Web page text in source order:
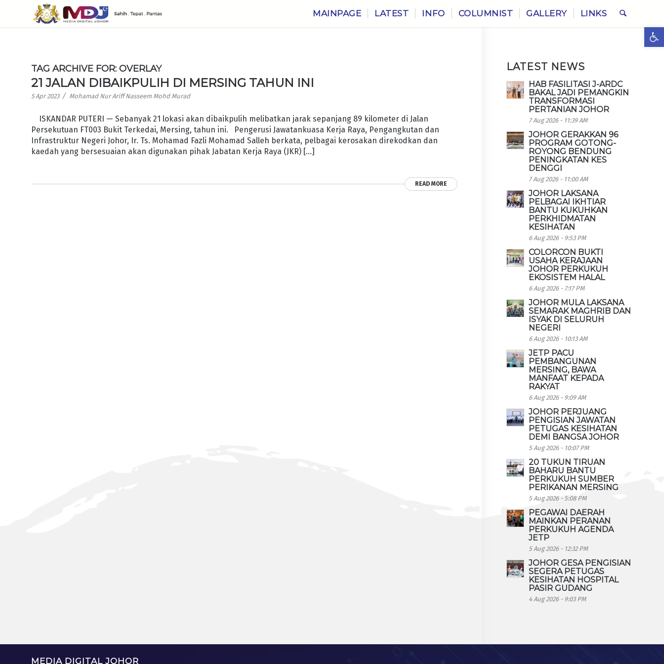
MAINPAGE LATEST INFO COLUMNIST GALLERY LINKS
TAG ARCHIVE FOR:OVERLAY
21 JALAN DIBAIKPULIH DI MERSING TAHUN INI
5 Apr 2023 / Mohamad Nur Ariff Nasseem Mohd Murad
ISKANDAR PUTERI — Sebanyak 21 lokasi akan dibaikpulih melibatkan jarak sepanjang 89 kilometer di Jalan
Persekutuan FT003 Bukit Terkedai, Mersing, tahun ini. Pengerusi Jawatankuasa Kerja Raya, Pengangkutan dan
Infrastruktur Negeri Johor, Ir. Ts. Mohamad Fazli Mohamad Salleh berkata, pelbagai kerosakan direkodkan dan
kaedah yang bersesuaian akan digunakan pihak Jabatan Kerja Raya (JKR) […]
READ MORE
LATEST NEWS
HAB FASILITASI J-ARDC
BAKAL JADI PEMANGKIN
TRANSFORMASI
PERTANIAN JOHOR
7 Aug 2026 - 11:39 AM
JOHOR GERAKKAN 96
PROGRAM GOTONG-
ROYONG BENDUNG
PENINGKATAN KES
DENGGI
7 Aug 2026 - 11:00 AM
JOHOR LAKSANA
PELBAGAI IKHTIAR
BANTU KUKUHKAN
PERKHIDMATAN
KESIHATAN
6 Aug 2026 - 9:53 PM
COLORCON BUKTI
USAHA KERAJAAN
JOHOR PERKUKUH
EKOSISTEM HALAL
6 Aug 2026 - 7:17 PM
JOHOR MULA LAKSANA
SEMARAK MAGHRIB DAN
ISYAK DI SELURUH
NEGERI
6 Aug 2026 - 10:13 AM
JETP PACU
PEMBANGUNAN
MERSING, BAWA
MANFAAT KEPADA
RAKYAT
6 Aug 2026 - 9:09 AM
JOHOR PERJUANG
PENGISIAN JAWATAN
PETUGAS KESIHATAN
DEMI BANGSA JOHOR
5 Aug 2026 - 10:07 PM
20 TUKUN TIRUAN
BAHARU BANTU
PERKUKUH SUMBER
PERIKANAN MERSING
5 Aug 2026 - 5:08 PM
PEGAWAI DAERAH
MAINKAN PERANAN
PERKUKUH AGENDA
JETP
5 Aug 2026 - 12:32 PM
JOHOR GESA PENGISIAN
SEGERA PETUGAS
KESIHATAN HOSPITAL
PASIR GUDANG
4 Aug 2026 - 9:03 PM
MEDIA DIGITAL JOHOR